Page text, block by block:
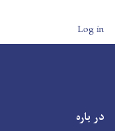
User account menu
Log in
در باره